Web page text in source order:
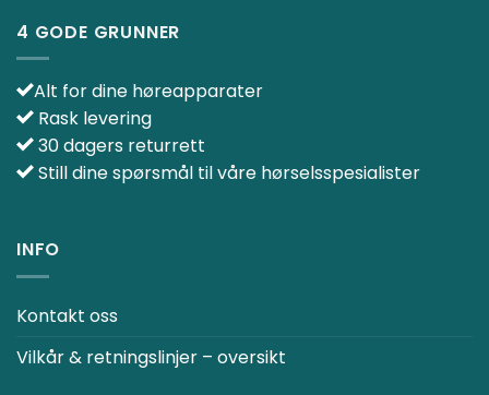
4 GODE GRUNNER
Alt for dine høreapparater
Rask levering
30 dagers returrett
Still dine spørsmål til våre hørselsspesialister
INFO
Kontakt oss
Vilkår & retningslinjer – oversikt